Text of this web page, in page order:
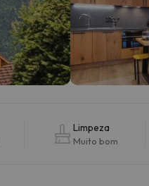
Limpeza
Muito bom